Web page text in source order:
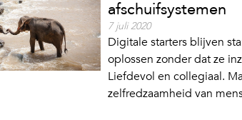
afschuifsystemen
7 juli 2020
Digitale starters blijven
oplossen zonder dat ze
Liefdevol en collegiaal.
zelfredzaamheid van